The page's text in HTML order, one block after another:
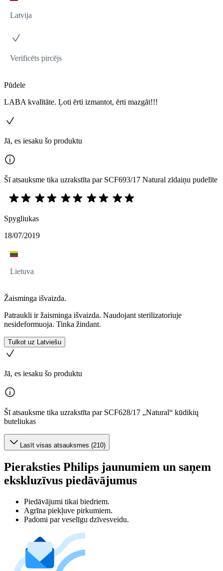
Latvija
Verificēts pircējs
Pūdele
LABA kvalītāte. Ļoti ērti izmantot, ērti mazgāt!!!
Jā, es iesaku šo produktu
Šī atsauksme tika uzrakstīta par SCF693/17 Natural zīdaiņu pudelīte
Spygliukas
18/07/2019
Lietuva
Žaisminga išvaizda.
Patraukli ir žaisminga išvaizda. Naudojant sterilizatoriuje
nesideformuoja. Tinka žindant.
Tulkot uz Latviešu
Jā, es iesaku šo produktu
Šī atsauksme tika uzrakstīta par SCF628/17 „Natural“ kūdikių
buteliukas
Lasīt visas atsauksmes (210)
Pieraksties Philips jaunumiem un saņem
ekskluzīvus piedāvājumus
Piedāvājumi tikai biedriem.
Agrīna piekļuve pirkumiem.
Padomi par veselīgu dzīvesveidu.